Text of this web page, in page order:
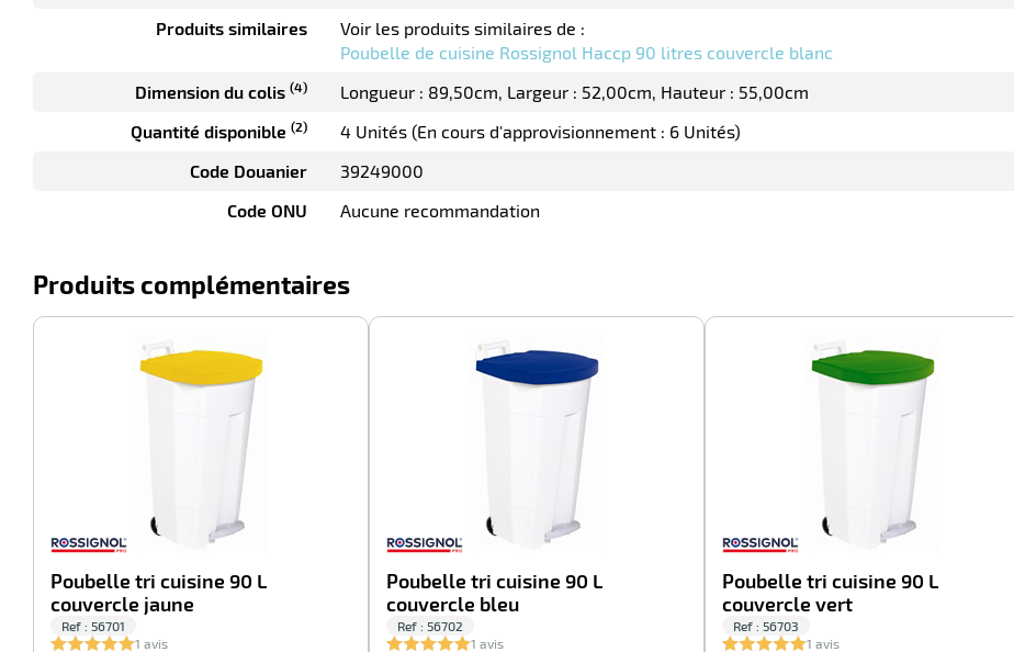
Produits similaires
Voir les produits similaires de :
Poubelle de cuisine Rossignol Haccp 90 litres couvercle blanc
Dimension du colis (4) Longueur : 89,50cm Largeur : 52,00cm Hauteur : 55,00cm
Quantité disponible (2)
4 Unités (En cours d'approvisionnement : 6 Unités)
Code Douanier
39249000
Code ONU
Aucune recommandation
Produits complémentaires
Poubelle tri cuisine 90 L
couvercle jaune
Ref : 56701
1 avis
Poubelle tri cuisine 90 L
couvercle bleu
Ref : 56702
1 avis
Poubelle tri cuisine 90 L
couvercle vert
Ref : 56703
1 avis